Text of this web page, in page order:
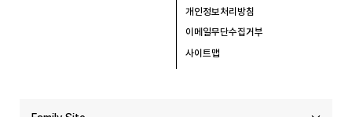
개인정보처리방침
이메일무단수집거부
사이트맵